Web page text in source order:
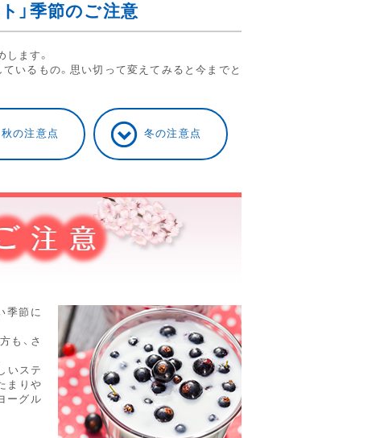
」季節のご注意
ます。
いるもの。思い切って変えてみると今までと
秋の注意点 冬の注意点
季節に
も、さ
いステ
まりや
ーグル